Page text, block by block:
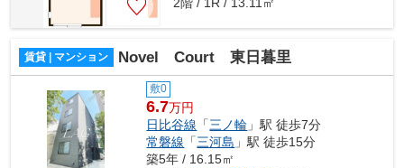
賃貸 | マンション Novel Court 東日暮里
敷0
6.7万円
日比谷線 「三ノ輪 」駅 徒歩7分
常磐線 「三河島 」駅 徒歩15分
築5年 / 16.15㎡